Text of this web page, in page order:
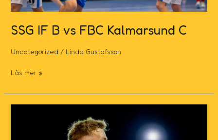
SSG IF B vs FBC Kalmarsund C
Uncategorized / Linda Gustafsson
Läs mer »